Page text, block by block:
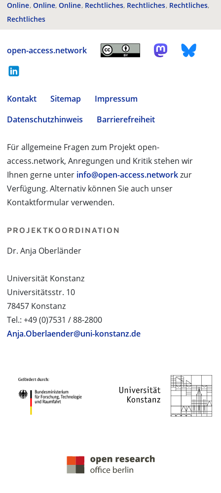
Online Online Online Rechtliches Rechtliches Rechtliches
Rechtliches
open-access.network
Kontakt Sitemap
Impressum
Datenschutzhinweis
Barrierefreiheit
Für allgemeine Fragen zum Projekt open-
access.network, Anregungen und Kritik stehen wir
Ihnen gerne unter info@open-access.networkzur
Verfügung. Alternativ können Sie auch unser
Kontaktformular verwenden.
PROJEKTKOORDINATION
Dr. Anja Oberländer
Universität Konstanz
Universitätsstr. 10
78457 Konstanz
Tel.: +49 (0)7531 / 88-2800
Anja.Oberlaender@uni-konstanz.de